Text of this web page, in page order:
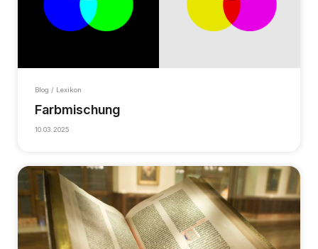
Blog / Lexikon
Farbmischung
10.03.2025